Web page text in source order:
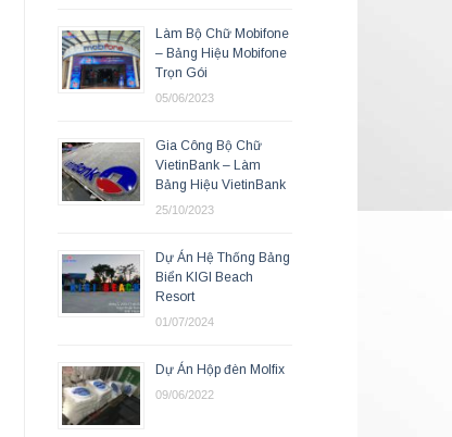
Làm Bộ Chữ Mobifone
– Bảng Hiệu Mobifone
Trọn Gói
05/06/2023
Gia Công Bộ Chữ
VietinBank – Làm
Bảng Hiệu VietinBank
25/10/2023
Dự Án Hệ Thống Bảng
Biển KIGI Beach
Resort
01/07/2024
Dự Án Hộp đèn Molfix
09/06/2022